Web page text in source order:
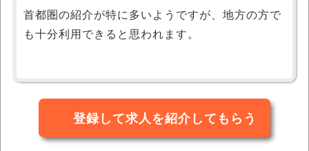
首都圏の紹介が特に多いようですが、地方の方で
も十分利用できると思われます。
登録して求人を紹介してもらう